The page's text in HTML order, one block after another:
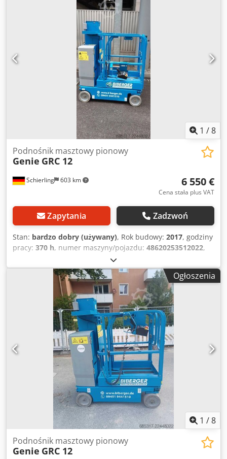
1 /8
Schierling 603 km
Podnośnik masztowy pionowy
Genie GRC 12
6 550 €
Cena stała plus VAT
Zapytania Zadzwoń
Stan: bardzo dobry (używany), Rok budowy: 2017, godziny
pracy: 370 h, numer maszyny/pojazdu: 48620253512022,
, masa całkowita:
elektryczny, szerokość produktu (maks.):800 mm,
wysokość robocza:5 660 mm, typ silnika: Elektryczny,
producent: Genie Chedpfx Alszqchijrea
Ogłoszenia
1 /8
Podnośnik masztowy pionowy
Genie GRC 12